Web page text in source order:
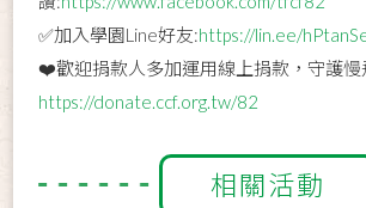
✅加入學園Line好友:https://lin.ee/
❤️歡迎捐款人多加運用線上捐款，守護
https://donate.ccf.org.tw/82
相關活動